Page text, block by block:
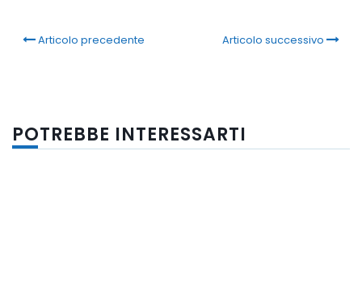
Articolo precedente Articolo successivo
POTREBBE INTERESSARTI